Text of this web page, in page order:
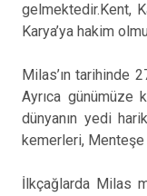
gelmektedir.Kent,
Karya’ya hakim
Milas’ın tarihinde
Ayrıca günümüze
dünyanın yedi
kemerleri, Menteşe
İlkçağlarda Milas